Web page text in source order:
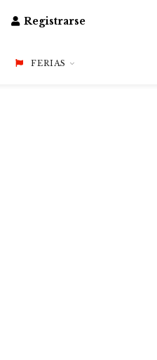
Registrarse
FERIAS